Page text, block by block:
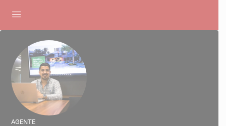
AGENTE